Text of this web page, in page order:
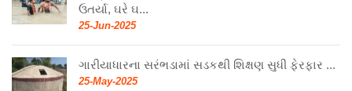
ઉતર્યા, ઘરે ઘ...
25-Jun-2025
ગારીયાધારના સરંભડામાં સડકથી શિક્ષણ સુધી ફેરફાર ...
25-May-2025